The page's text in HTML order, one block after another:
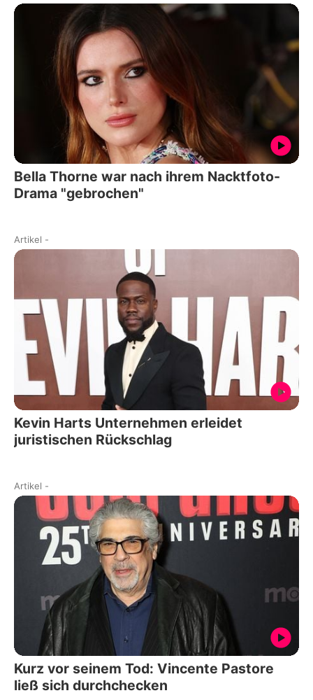
Bella Thorne war nach ihrem Nacktfoto-
Drama "gebrochen"
Artikel -
Kevin Harts Unternehmen erleidet
juristischen Rückschlag
Artikel -
Kurz vor seinem Tod: Vincente Pastore
ließ sich durchchecken